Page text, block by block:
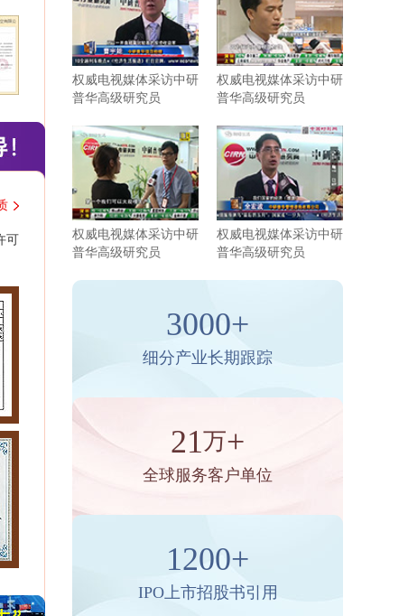
司提供了更多有针对性、宝贵的行业研判。希
望在以后的发展过程中继续保持紧密合作与共
同进步。
可
权威电视媒体采访中研
普华高级研究员
权威电视媒体采访中研
普华高级研究员
权威电视媒体采访中研
普华高级研究员
权威电视媒体采访中研
普华高级研究员
3000+
细分产业长期跟踪
21万+
全球服务客户单位
1200+
IPO上市招股书引用